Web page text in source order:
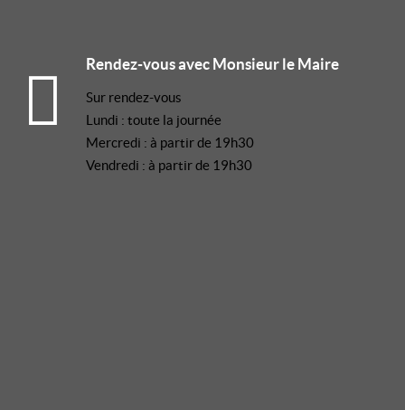
Rendez-vous avec Monsieur le Maire
Sur rendez-vous
Lundi : toute la journée
Mercredi : à partir de 19h30
Vendredi : à partir de 19h30